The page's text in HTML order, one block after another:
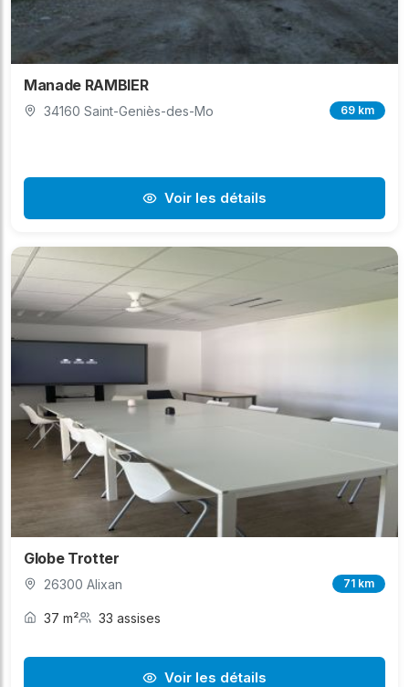
Manade RAMBIER
34160 Saint-Geniès-des-Mo 69 km
Voir les détails
Globe Trotter
26300 Alixan 71 km
37 m² 33 assises
Voir les détails